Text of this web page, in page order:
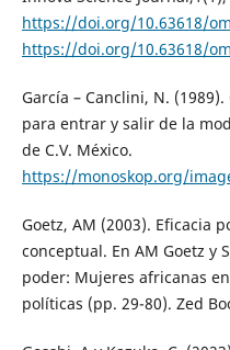
https://doi.org/10.63618/
https://doi.org/10.63618/
García – Canclini, N.
para entrar y salir de la
de C.V. México.
https://monoskop.org/
Goetz, AM (2003). Eficacia
conceptual. En AM Goetz y
poder: Mujeres africanas
políticas (pp. 29-80). Zed